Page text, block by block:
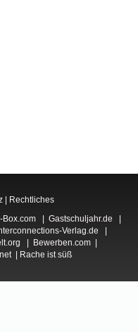
Rechtliches
Box.com | Gastschuljahr.de |
Verlag.de |
| Bewerben.com |
| Rache ist süß